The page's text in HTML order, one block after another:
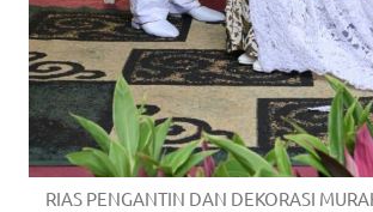
RIAS PENGANTIN DAN DEKORASI